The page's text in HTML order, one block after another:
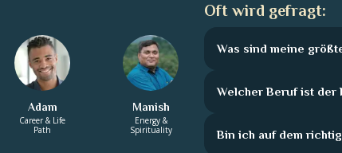
Adam
Career & Life
Path
Manish
Energy &
Spirituality
Oft wird gefragt:
Was sind meine
Welcher Beruf ist der
Bin ich auf dem